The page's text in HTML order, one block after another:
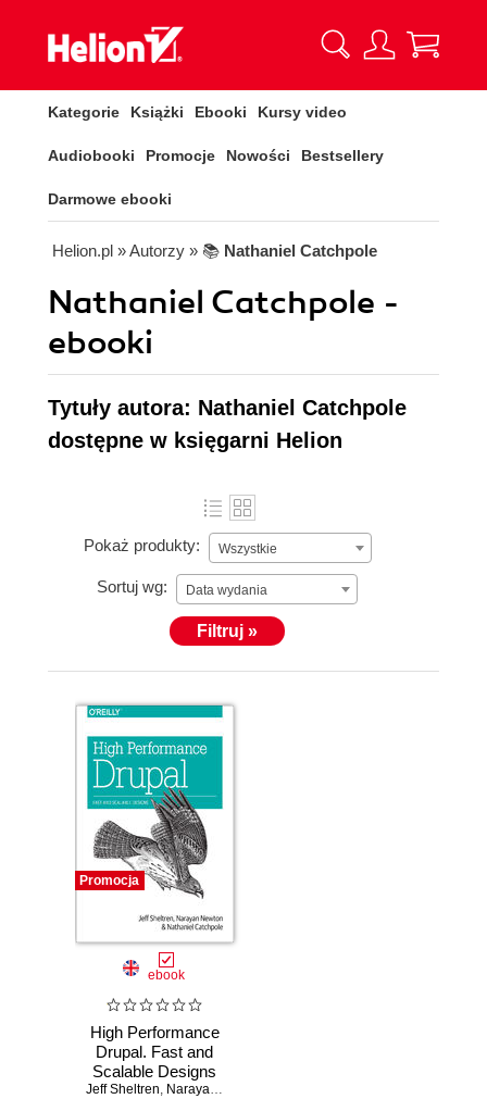
Kategorie Książki Ebooki Kursy video
Audiobooki Promocje Nowości Bestsellery
Darmowe ebooki
Helion.pl » Autorzy » 📚 Nathaniel Catchpole
Nathaniel Catchpole -
ebooki
Tytuły autora: Nathaniel Catchpole
dostępne w księgarni Helion
Pokaż produkty: Wszystkie
Sortuj wg: Data wydania
Filtruj »
Promocja
ebook
High Performance
Drupal. Fast and
Scalable Designs
Jeff Sheltren, Narayan Newton